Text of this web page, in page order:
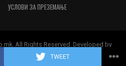
TWEET
УСЛОВИ ЗА ПРЕЗЕМАЊЕ
All Rights Reserved. Developed by